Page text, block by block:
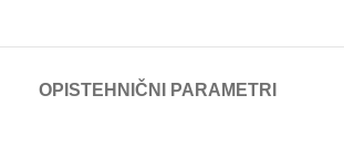
OPISTEHNIČNI PARAMETRI